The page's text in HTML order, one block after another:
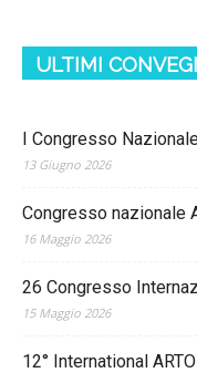
ULTIMI
I Congresso
13 Giugno 2026
Congresso nazionale
16 Maggio 2026
26 Congresso
15 Maggio 2026
12° International